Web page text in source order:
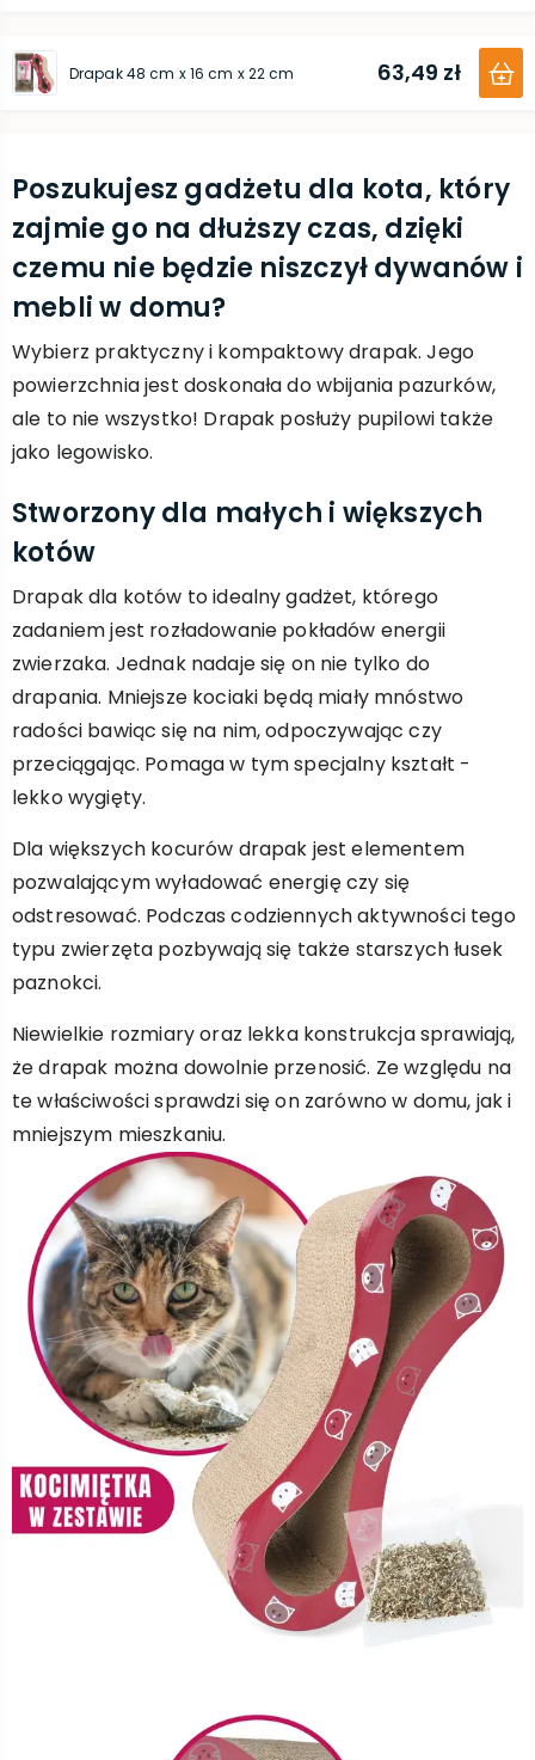
Drapak 48 cm x 16 cm x 22 cm 63,49 zł
Poszukujesz gadżetu dla kota, który
zajmie go na dłuższy czas, dzięki
czemu nie będzie niszczył dywanów i
mebli w domu?
Wybierz praktyczny i kompaktowy drapak. Jego
powierzchnia jest doskonała do wbijania pazurków,
ale to nie wszystko! Drapak posłuży pupilowi także
jako legowisko.
Stworzony dla małych i większych
kotów
Drapak dla kotów to idealny gadżet, którego
zadaniem jest rozładowanie pokładów energii
zwierzaka. Jednak nadaje się on nie tylko do
drapania. Mniejsze kociaki będą miały mnóstwo
radości bawiąc się na nim, odpoczywając czy
przeciągając. Pomaga w tym specjalny kształt -
lekko wygięty.
Dla większych kocurów drapak jest elementem
pozwalającym wyładować energię czy się
odstresować. Podczas codziennych aktywności tego
typu zwierzęta pozbywają się także starszych łusek
paznokci.
Niewielkie rozmiary oraz lekka konstrukcja sprawiają,
że drapak można dowolnie przenosić. Ze względu na
te właściwości sprawdzi się on zarówno w domu, jak i
mniejszym mieszkaniu.